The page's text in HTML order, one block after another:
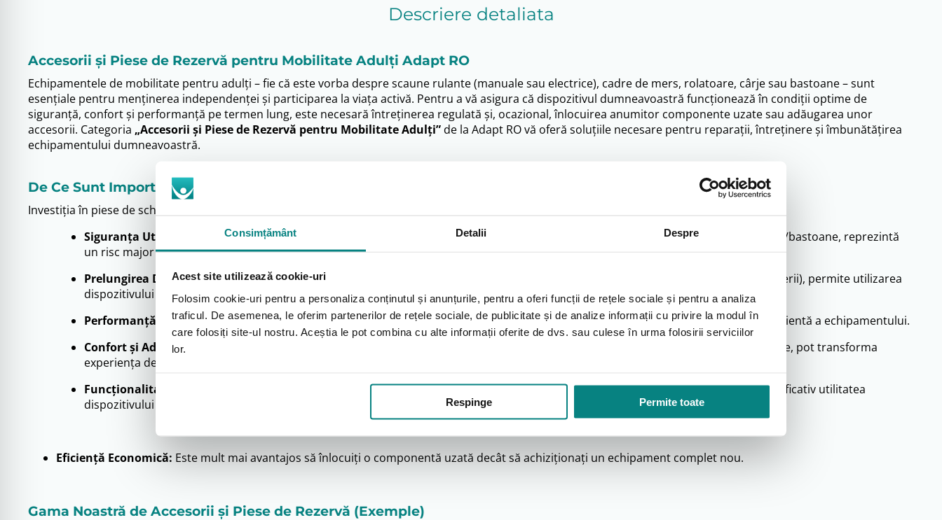
Consimțământ Detalii Despre
Acest site utilizează cookie-uri
Folosim cookie-uri pentru a personaliza conținutul și anunțurile, pentru a oferi funcții de rețele sociale și pentru a analiza
traficul. De asemenea, le oferim partenerilor de rețele sociale, de publicitate și de analize informații cu privire la modul în
care folosiți site-ul nostru. Aceștia le pot combina cu alte informații oferite de dvs. sau culese în urma folosirii serviciilor
lor.
Respinge Permite toate
Descriere detaliata
Accesorii și Piese de Rezervă pentru Mobilitate Adulți Adapt RO
Echipamentele de mobilitate pentru adulți – fie că este vorba despre scaune rulante (manuale sau electrice), cadre de mers, rolatoare, cârje sau bastoane – sunt
esențiale pentru menținerea independenței și participarea la viața activă. Pentru a vă asigura că dispozitivul dumneavoastră funcționează în condiții optime de
siguranță, confort și performanță pe termen lung, este necesară întreținerea regulată și, ocazional, înlocuirea anumitor componente uzate sau adăugarea unor
accesorii. Categoria „Accesorii și Piese de Rezervă pentru Mobilitate Adulți”de la Adapt RO vă oferă soluțiile necesare pentru reparații, întreținere și îmbunătățirea
echipamentului dumneavoastră.
De Ce Sunt Importante Accesoriile și Piesele de Schimb?
Investiția în piese de schimb de calitate și accesorii potrivite aduce multiple beneficii:
Siguranța Utilizatorului:
Componentele uzate, cum ar fi frânele nefuncționale la un scaun rulant/rolator sau puferele tocite la cârje/bastoane, reprezintă
un risc major de accidentare. Înlocuirea lor la timp este crucială.
Prelungirea Duratei de Viață a Echipamentului:
O întreținere corectă, incluzând schimbarea pieselor de uzură (roți, anvelope, baterii), permite utilizarea
dispozitivului principal (scaun rulant, cadru) pentru o perioadă mult mai îndelungată.
Performanță Optimă:Roțile care rulează lin, frânele care prind ferm și bateriile care își mențin capacitatea asigură funcționarea eficientă a echipamentului.
Confort și Adaptare Personalizată:
Accesoriile, cum ar fi pernele de șezut adecvate, mânerele ergonomice sau suporturile posturale, pot transforma
experiența de utilizare, sporind confortul și adaptând dispozitivul la nevoile individuale.
Funcționalitate Sporită:
Adăugarea unui coș la cadrul de mers, a unei tăvi la scaunul rulant sau a altor accesorii poate crește semnificativ utilitatea
dispozitivului în viața de zi cu zi.
Eficiență Economică: Este mult mai avantajos să înlocuiți o componentă uzată decât să achiziționați un echipament complet nou.
Gama Noastră de Accesorii și Piese de Rezervă (Exemple)